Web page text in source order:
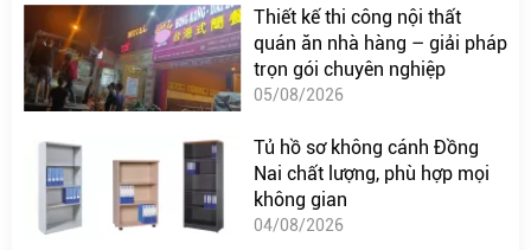
Thiết kế thi công nội thất
quán ăn nhà hàng – giải pháp
trọn gói chuyên nghiệp
05/08/2026
Tủ hồ sơ không cánh Đồng
Nai chất lượng, phù hợp mọi
không gian
04/08/2026